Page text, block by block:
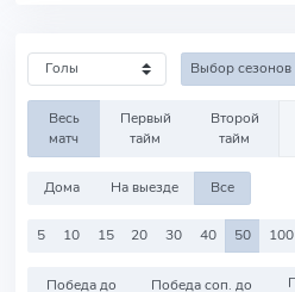
Выбор сезонов
Весь
матч
Первый
тайм
Второй
тайм
Дома На выезде Все
5 10 15 20 30 40 50 100
Победа до Победа соп. до